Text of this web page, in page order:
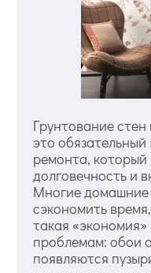
Грунтование
это
ремонта,
долговечность и
Многие
сэкономить
такая
проблемам: обои
появляются